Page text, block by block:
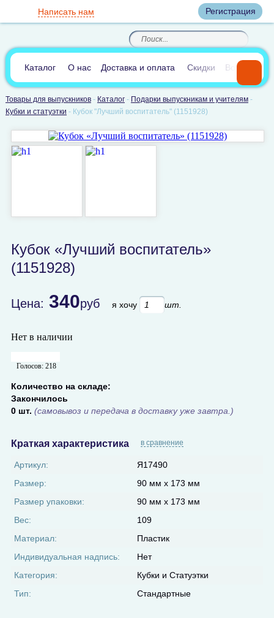
Регистрация
8(812)385-66-65
8(905) 700-70-04
По России звонок
бесплатный
(круглосуточно)
Написать нам
В сравнении:0
Каталог О нас Доставка и оплата Скидки Вопросы и
Товары для выпускников- Каталог- Подарки выпускникам и учителям-
Кубки и статуэтки - Кубок "Лучший воспитатель" (1151928)
Кубок «Лучший воспитатель»
(1151928)
Цена: 340руб я хочу шт.
Нет в наличии
Голосов: 218
Количество на складе:
Закончилось
0 шт. (самовывоз и передача в доставку уже завтра.)
Краткая характеристика в сравнение
Артикул:
Я17490
Размер:
90 мм х 173 мм
Размер упаковки:
90 мм х 173 мм
Вес:
109
Материал:
Пластик
Индивидуальная надпись:
Нет
Категория:
Кубки и Статуэтки
Тип:
Стандартные